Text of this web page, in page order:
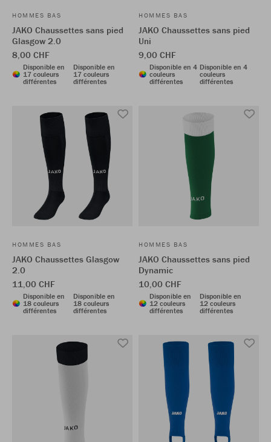
HOMMES BAS
JAKO Chaussettes sans pied
Glasgow 2.0
8,00 CHF
Disponible en
17 couleurs
différentes
Disponible en
17 couleurs
différentes
HOMMES BAS
JAKO Chaussettes sans pied
Uni
9,00 CHF
Disponible en 4
couleurs
différentes
Disponible en 4
couleurs
différentes
HOMMES BAS
JAKO Chaussettes Glasgow
2.0
11,00 CHF
Disponible en
18 couleurs
différentes
Disponible en
18 couleurs
différentes
HOMMES BAS
JAKO Chaussettes sans pied
Dynamic
10,00 CHF
Disponible en
12 couleurs
différentes
Disponible en
12 couleurs
différentes